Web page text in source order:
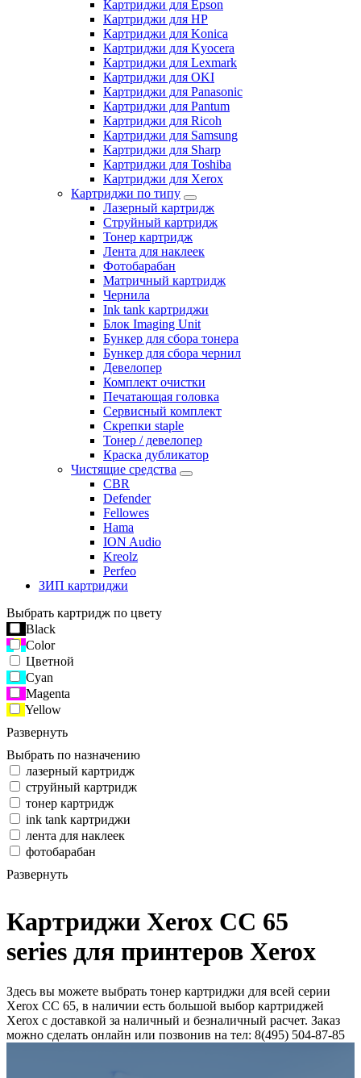
Картриджи для Epson
Картриджи для HP
Картриджи для Konica
Картриджи для Kyocera
Картриджи для Lexmark
Картриджи для OKI
Картриджи для Panasonic
Картриджи для Pantum
Картриджи для Ricoh
Картриджи для Samsung
Картриджи для Sharp
Картриджи для Toshiba
Картриджи для Xerox
Картриджи по типу
Лазерный картридж
Струйный картридж
Тонер картридж
Лента для наклеек
Фотобарабан
Матричный картридж
Чернила
Ink tank картриджи
Блок Imaging Unit
Бункер для сбора тонера
Бункер для сбора чернил
Девелопер
Комплект очистки
Печатающая головка
Сервисный комплект
Скрепки staple
Тонер / девелопер
Краска дубликатор
Чистящие средства
CBR
Defender
Fellowes
Hama
ION Audio
Kreolz
Perfeo
ЗИП картриджи
Выбрать картридж по цвету
Black
Color
Цветной
Cyan
Magenta
Yellow
Развернуть
Выбрать по назначению
лазерный картридж
струйный картридж
тонер картридж
ink tank картриджи
лента для наклеек
фотобарабан
Развернуть
Картриджи Xerox CC 65
series для принтеров Xerox
Здесь вы можете выбрать тонер картриджи для всей серии
Xerox CC 65, в наличии есть большой выбор картриджей
Xerox с доставкой за наличный и безналичный расчет. Заказ
можно сделать онлайн или позвонив на тел: 8(495) 504-87-85